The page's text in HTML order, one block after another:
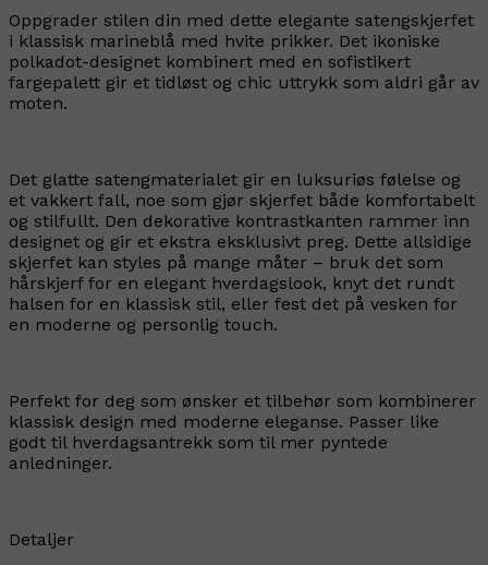
Oppgrader stilen din med dette elegante satengskjerfet
i klassisk marineblå med hvite prikker. Det ikoniske
polkadot-designet kombinert med en sofistikert
fargepalett gir et tidløst og chic uttrykk som aldri går av
moten.
Det glatte satengmaterialet gir en luksuriøs følelse og
et vakkert fall, noe som gjør skjerfet både komfortabelt
og stilfullt. Den dekorative kontrastkanten rammer inn
designet og gir et ekstra eksklusivt preg. Dette allsidige
skjerfet kan styles på mange måter – bruk det som
hårskjerf for en elegant hverdagslook, knyt det rundt
halsen for en klassisk stil, eller fest det på vesken for
en moderne og personlig touch.
Perfekt for deg som ønsker et tilbehør som kombinerer
klassisk design med moderne eleganse. Passer like
godt til hverdagsantrekk som til mer pyntede
anledninger.
Detaljer